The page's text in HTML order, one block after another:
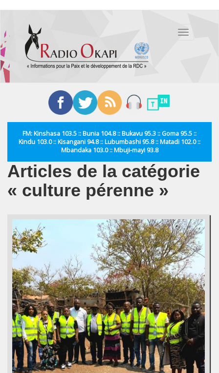
contenu
principal
Toggle
FM: Kinshasa 103.5 :: Bunia 104.8 :: Bukavu 95.3 :: Goma 95.5 ::
Kindu 103.0 :: Kisangani 94.8 :: Lubumbashi 95.8 :: Matadi 102.0 ::
Mbandaka 103.0 :: Mbuji-mayi 93.8
Articles de la catégorie
« culture pérenne »